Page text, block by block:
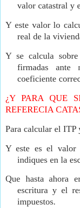
valor catastral y
Y este valor lo
real de la
Y se calcula
firmadas
coeficiente
¿Y PARA QUE
REFERECIA
Para calcular el ITP
Y este es el
indiques en la
Que hasta ahora
escritura y el
impuestos.